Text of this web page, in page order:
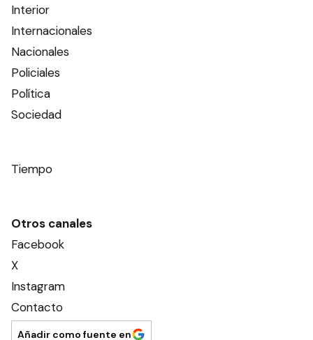
Interior
Internacionales
Nacionales
Policiales
Política
Sociedad
Tiempo
Otros canales
Facebook
X
Instagram
Contacto
Añadir como fuente en